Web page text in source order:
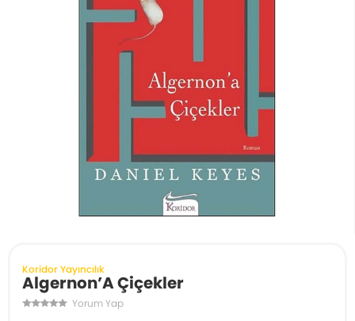
Koridor Yayıncılık
Algernon’A Çiçekler
Yorum Yap